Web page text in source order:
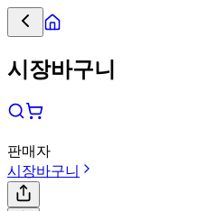
시장바구니
판매자
시장바구니